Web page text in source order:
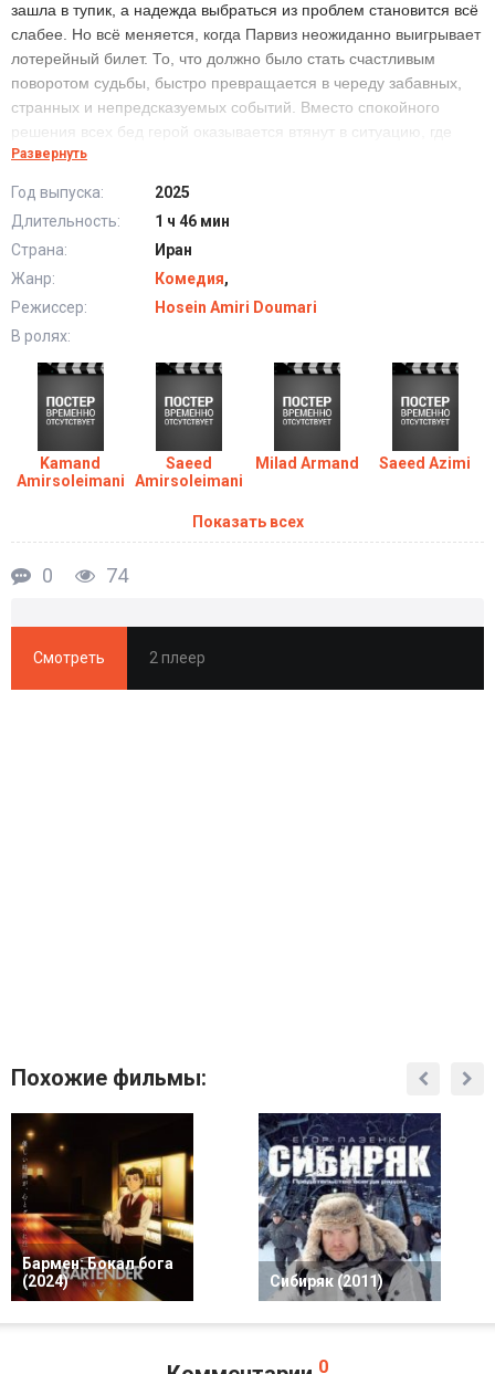
зашла в тупик, а надежда выбраться из проблем становится всё
слабее. Но всё меняется, когда Парвиз неожиданно выигрывает
лотерейный билет. То, что должно было стать счастливым
поворотом судьбы, быстро превращается в череду забавных,
странных и непредсказуемых событий. Вместо спокойного
решения всех бед герой оказывается втянут в ситуацию, где
деньги могут принести не только радость, но и новые
началом ещё большего хаоса?
Коктейль Молотова (2025) в хорошем качестве HD
Развернуть
Год выпуска:
2025
Длительность:
1 ч 46 мин
Страна:
Иран
Жанр:
Комедия,
Режиссер:
Hosein Amiri Doumari
В ролях:
Kamand
Amirsoleimani
Saeed
Amirsoleimani
Milad Armand Saeed Azimi
Показать всех
0 74
Смотреть 2 плеер
Похожие фильмы:
Бармен: Бокал бога
(2024)
Сибиряк (2011)
0